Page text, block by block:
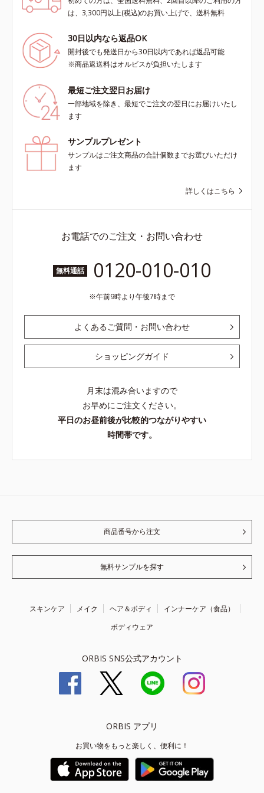
は、3,300円以上(税込)のお買い上げで、送料無料
30日以内なら返品OK
開封後でも発送日から30日以内であれば返品可能
※商品返送料はオルビスが負担いたします
最短ご注文翌日お届け
一部地域を除き、最短でご注文の翌日にお届けいたし
ます
サンプルプレゼント
サンプルはご注文商品の合計個数までお選びいただけ
ます
詳しくはこちら
お電話でのご注文・お問い合わせ
無料通話 0120-010-010
午前9時より午後7時まで
よくあるご質問・お問い合わせ
ショッピングガイド
月末は混み合いますので
お早めにご注文ください。
平日のお昼前後が比較的つながりやすい
時間帯です。
商品番号から注文
無料サンプルを探す
スキンケア メイク ヘア＆ボディ
インナーケア（食品）
ボディウェア
ORBIS SNS公式アカウント
ORBIS アプリ
お買い物をもっと楽しく、便利に！